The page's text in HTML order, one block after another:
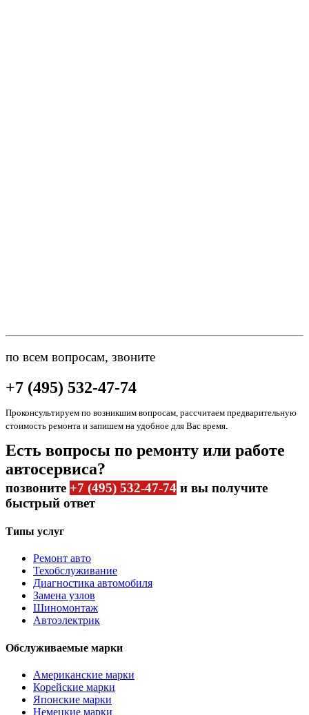
по всем вопросам, звоните
+7 (495) 532-47-74
Проконсультируем по возникшим вопросам, рассчитаем предварительную
стоимость ремонта и запишем на удобное для Вас время.
Есть вопросы по ремонту или работе
автосервиса?
позвоните +7 (495) 532-47-74 и вы получите
быстрый ответ
Типы услуг
Ремонт авто
Техобслуживание
Диагностика автомобиля
Замена узлов
Шиномонтаж
Автоэлектрик
Обслуживаемые марки
Американские марки
Корейские марки
Японские марки
Немецкие марки